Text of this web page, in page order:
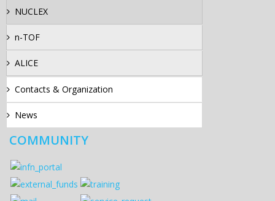
NUCLEX
n-TOF
ALICE
Contacts & Organization
News
COMMUNITY